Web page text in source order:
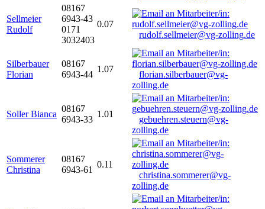
Sellmeier
Rudolf
08167
6943-43
0171
3032403
0.07
rudolf.sellmeier@vg-zolling.de
Silberbauer
Florian
08167
6943-44
1.07
florian.silberbauer@vg-
zolling.de
Soller Bianca
08167
6943-33
1.01
gebuehren.steuern@vg-
zolling.de
Sommerer
Christina
08167
6943-61
0.11
christina.sommerer@vg-
zolling.de